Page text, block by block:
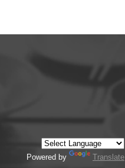
Powered by Translate